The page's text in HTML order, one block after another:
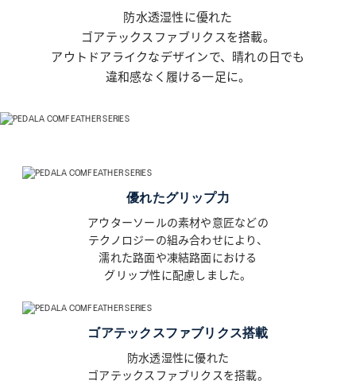
COLLECTION
PEDALA
RUNWALK
WELLNESS WALKER
ASICS KIDS SUKU²
ONLINE STORE
ASICS WALKING JOURNAL
with SUKU²
防水透湿性に優れた
ゴアテックスファブリクスを搭載。
アウトドアライクなデザインで、晴れの日でも
違和感なく履ける一足に。
優れたグリップ力
アウターソールの素材や意匠などの
テクノロジーの組み合わせにより、
濡れた路面や凍結路面における
グリップ性に配慮しました。
ゴアテックスファブリクス搭載
防水透湿性に優れた
ゴアテックスファブリクスを搭載。